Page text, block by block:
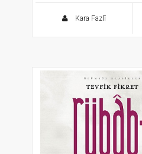
Kara Fazlî